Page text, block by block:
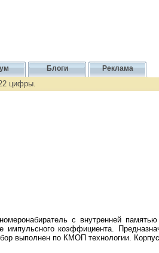
Блоги Реклама
цифры.
с внутренней
импульсного коэффициента.
выполнен по КМОП технологии.